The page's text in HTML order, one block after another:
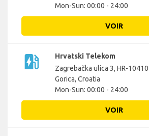
Mon-Sun: 00:00 - 24:00
VOIR
ev_station
Hrvatski Telekom
Zagrebačka ulica 3, HR-
Gorica, Croatia
Mon-Sun: 00:00 - 24:00
VOIR